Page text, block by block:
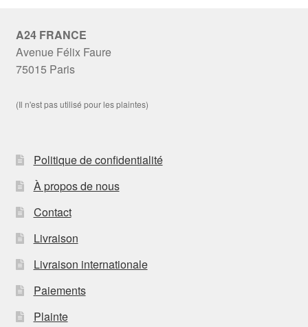
A24 FRANCE
Avenue Félix Faure
75015 Paris
(Il n'est pas utilisé pour les plaintes)
Politique de confidentialité
À propos de nous
Contact
Livraison
Livraison internationale
Paiements
Plainte